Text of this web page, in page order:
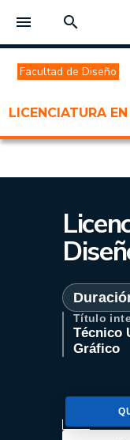
menu search
Facultad de Diseño
LICENCIATURA
Título
Técnico
Gráfico